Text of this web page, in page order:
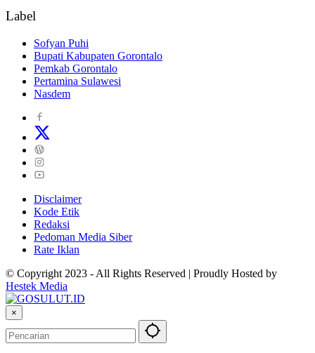
Label
Sofyan Puhi
Bupati Kabupaten Gorontalo
Pemkab Gorontalo
Pertamina Sulawesi
Nasdem
Disclaimer
Kode Etik
Redaksi
Pedoman Media Siber
Rate Iklan
© Copyright 2023 - All Rights Reserved | Proudly Hosted by
Hestek Media
×